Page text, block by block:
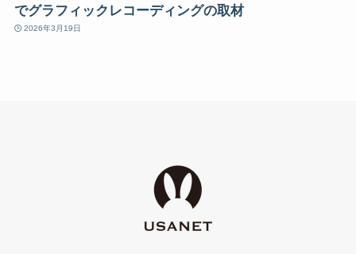
でグラフィックレコーディングの取材
2026年3月19日